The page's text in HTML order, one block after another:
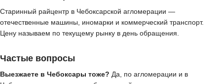
Старинный райцентр в Чебоксарской агломерации —
отечественные машины, иномарки и коммерческий транспорт.
Цену называем по текущему рынку в день обращения.
Частые вопросы
Выезжаете в Чебоксары тоже? Да, по агломерации и в